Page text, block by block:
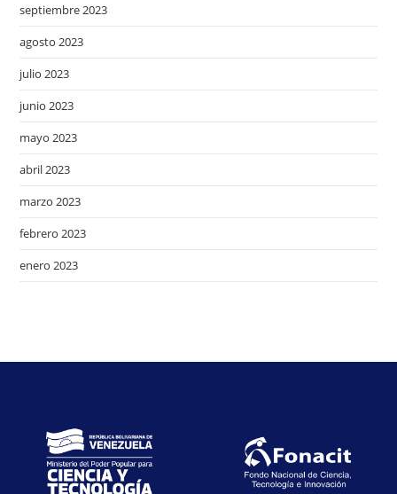
septiembre 2023
agosto 2023
julio 2023
junio 2023
mayo 2023
abril 2023
marzo 2023
febrero 2023
enero 2023